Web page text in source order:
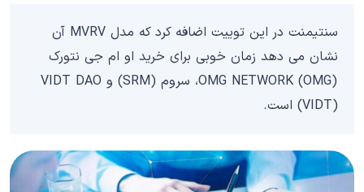
سنتیمنت در این توییت اضافه کرد که مدل MVRV آن
نشان می دهد زمان خوبی برای خرید او ام جی نتورک
OMG NETWORK (OMG)، سروم (SRM) و VIDT DAO
(VIDT) است.